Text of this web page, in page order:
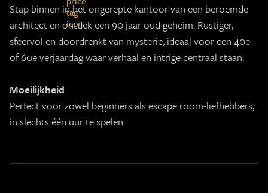
Stap binnen in het ongerepte kantoor van een beroemde
architect en ontdek een 90 jaar oud geheim. Rustiger,
sfeervol en doordrenkt van mysterie, ideaal voor een 40e
of 60e verjaardag waar verhaal en intrige centraal staan.
Moeilijkheid
Perfect voor zowel beginners als escape room-liefhebbers,
in slechts één uur te spelen.